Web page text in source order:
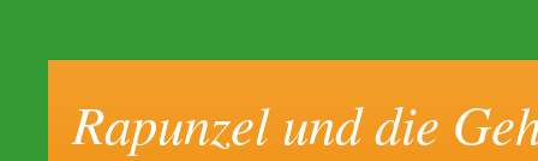
Rapunzel und die